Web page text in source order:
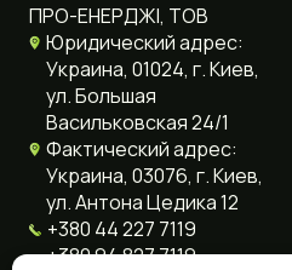
ПРО-ЕНЕРДЖІ, ТОВ
Юридический адрес:
Украина, 01024, г. Киев,
ул. Большая
Васильковская 24/1
Фактический адрес:
Украина, 03076, г. Киев,
ул. Антона Цедика 12
+380 44 227 7119
+380 94 827 7119